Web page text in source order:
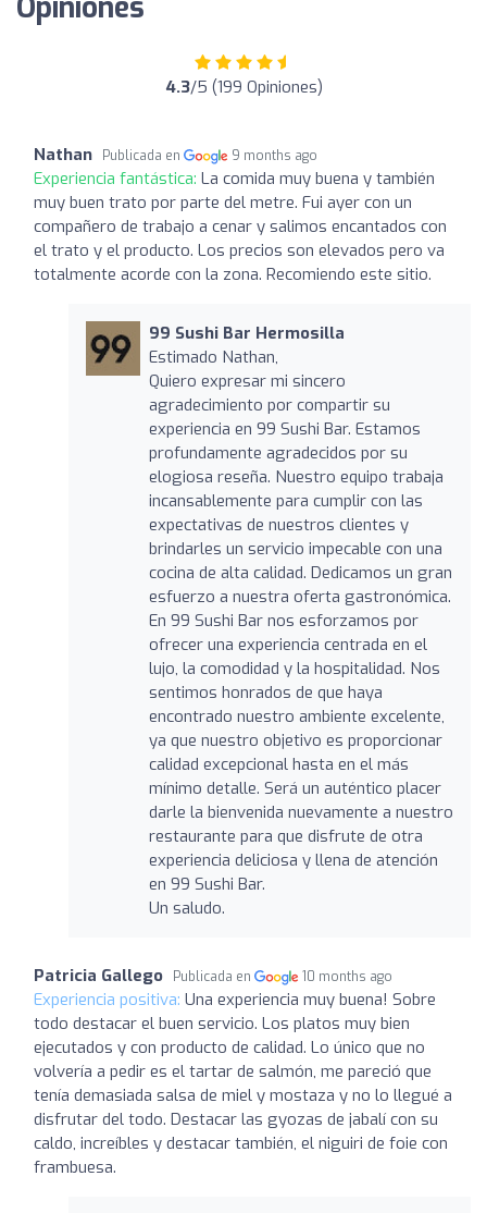
Opiniones
4.3/5 (199 Opiniones)
Nathan Publicada en 9 months ago
Experiencia fantástica: La comida muy buena y también
muy buen trato por parte del metre. Fui ayer con un
compañero de trabajo a cenar y salimos encantados con
el trato y el producto. Los precios son elevados pero va
totalmente acorde con la zona. Recomiendo este sitio.
99 Sushi Bar Hermosilla
Estimado Nathan,
Quiero expresar mi sincero
agradecimiento por compartir su
experiencia en 99 Sushi Bar. Estamos
profundamente agradecidos por su
elogiosa reseña. Nuestro equipo trabaja
incansablemente para cumplir con las
expectativas de nuestros clientes y
brindarles un servicio impecable con una
cocina de alta calidad. Dedicamos un gran
esfuerzo a nuestra oferta gastronómica.
En 99 Sushi Bar nos esforzamos por
ofrecer una experiencia centrada en el
lujo, la comodidad y la hospitalidad. Nos
sentimos honrados de que haya
encontrado nuestro ambiente excelente,
ya que nuestro objetivo es proporcionar
calidad excepcional hasta en el más
mínimo detalle. Será un auténtico placer
darle la bienvenida nuevamente a nuestro
restaurante para que disfrute de otra
experiencia deliciosa y llena de atención
en 99 Sushi Bar.
Un saludo.
Patricia Gallego Publicada en 10 months ago
Experiencia positiva: Una experiencia muy buena! Sobre
todo destacar el buen servicio. Los platos muy bien
ejecutados y con producto de calidad. Lo único que no
volvería a pedir es el tartar de salmón, me pareció que
tenía demasiada salsa de miel y mostaza y no lo llegué a
disfrutar del todo. Destacar las gyozas de jabalí con su
caldo, increíbles y destacar también, el niguiri de foie con
frambuesa.